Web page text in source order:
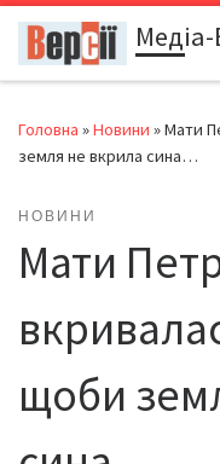
Перейти до вмісту
Медіа-
Головна »Новини »Мати
земля не вкрила сина…
НОВИНИ
Мати
щоби